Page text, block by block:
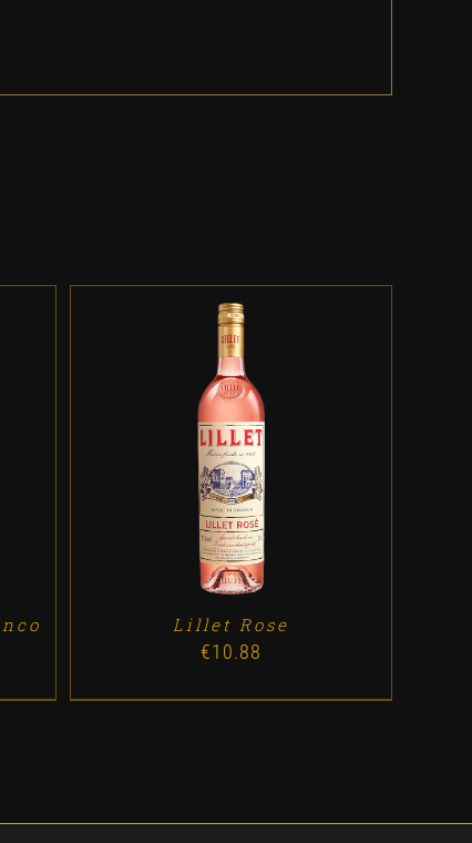
ADD TO CART /
Lillet Rose
€10.88